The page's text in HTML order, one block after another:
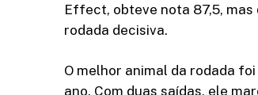
Effect, obteve nota 87,5,
rodada decisiva.
O melhor animal da rodada
ano. Com duas saídas, ele